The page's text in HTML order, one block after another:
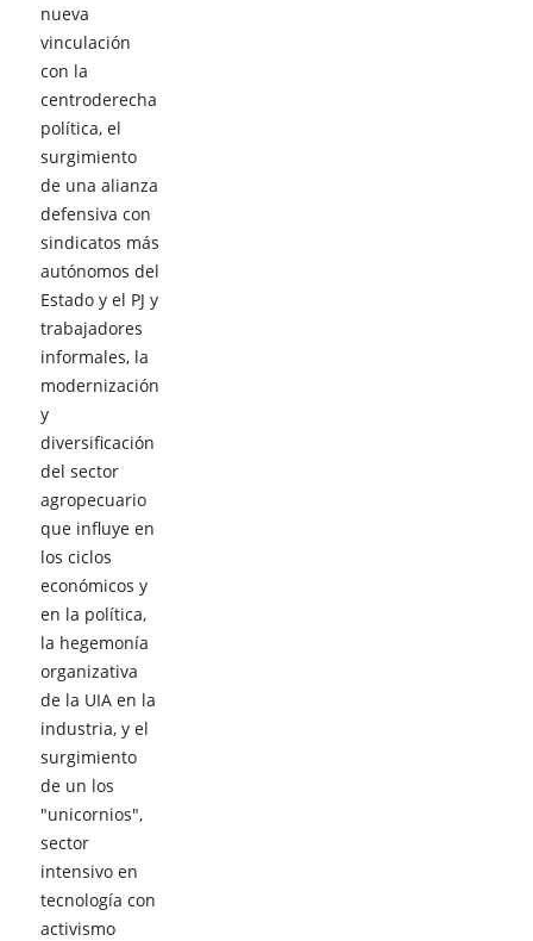
nueva
vinculación
con la
centroderecha
política, el
surgimiento
de una alianza
defensiva con
sindicatos más
autónomos del
Estado y el PJ y
trabajadores
informales, la
modernización
y
diversificación
del sector
agropecuario
que influye en
los ciclos
económicos y
en la política,
la hegemonía
organizativa
de la UIA en la
industria, y el
surgimiento
de un los
"unicornios",
sector
intensivo en
tecnología con
activismo